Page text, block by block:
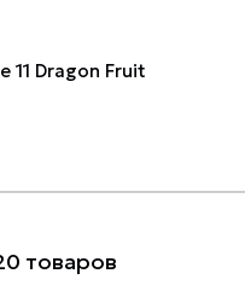
11 Dragon Fruit
товаров